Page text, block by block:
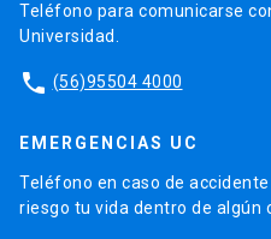
Teléfono para comunicarse
Universidad.
phone (56)95504 4000
EMERGENCIAS UC
Teléfono en caso de
riesgo tu vida dentro de algún